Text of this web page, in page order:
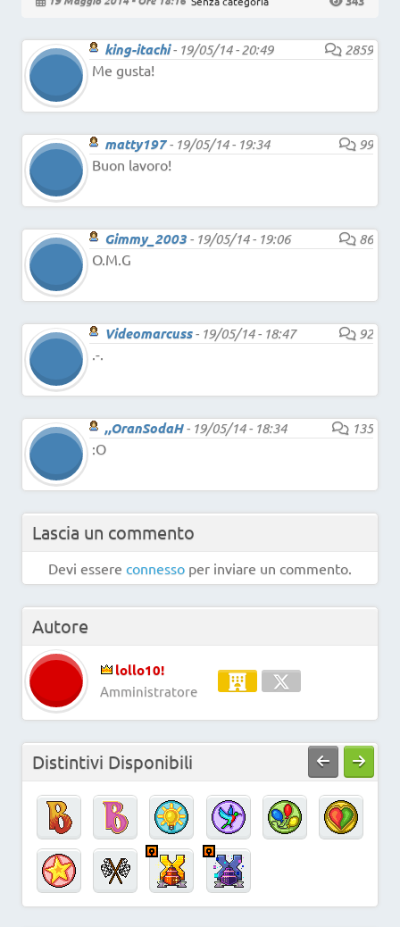
king-itachi- 19/05/14 - 20:49
2859
Me gusta!
matty197- 19/05/14 - 19:34
99
Buon lavoro!
Gimmy_2003 - 19/05/14 - 19:06
86
O.M.G
Videomarcuss- 19/05/14 - 18:47
92
.-.
,,OranSodaH- 19/05/14 - 18:34
135
:O
Lascia un commento
Devi essere connesso per inviare un commento.
Autore
lollo10!
Amministratore
Distintivi Disponibili